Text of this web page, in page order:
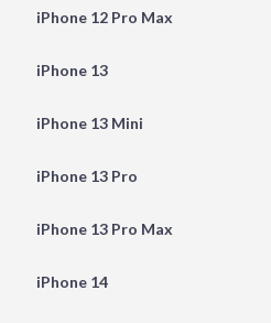
iPhone 12 Pro Max
iPhone 13
iPhone 13 Mini
iPhone 13 Pro
iPhone 13 Pro Max
iPhone 14